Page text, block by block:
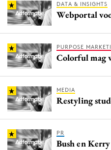
DATA & INSIGHTS
Webportal
PURPOSE
Colorful mag
MEDIA
Restyling
PR
Bush en